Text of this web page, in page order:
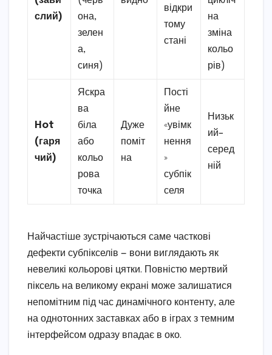
слий)
она,
зелен
а,
синя)
відкри
тому
стані
на
зміна
кольо
рів)
Hot
(гаря
чий)
Яскра
ва
біла
або
кольо
рова
точка
Дуже
поміт
на
Пості
йне
«увімк
нення
»
субпік
селя
Низьк
ий–
серед
ній
Найчастіше зустрічаються саме часткові
дефекти субпікселів — вони виглядають як
невеликі кольорові цятки. Повністю мертвий
піксель на великому екрані може залишатися
непомітним під час динамічного контенту, але
на однотонних заставках або в іграх з темним
інтерфейсом одразу впадає в око.